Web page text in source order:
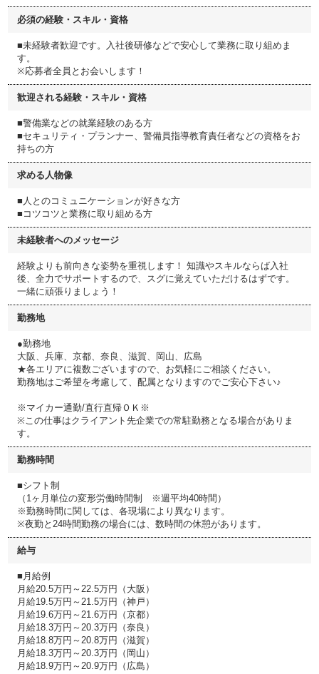
必須の経験・スキル・資格
■未経験者歓迎です。入社後研修などで安心して業務に取り組めま
す。
※応募者全員とお会いします！
歓迎される経験・スキル・資格
■警備業などの就業経験のある方
■セキュリティ・プランナー、警備員指導教育責任者などの資格をお
持ちの方
求める人物像
■人とのコミュニケーションが好きな方
■コツコツと業務に取り組める方
未経験者へのメッセージ
経験よりも前向きな姿勢を重視します！ 知識やスキルならば入社
後、全力でサポートするので、スグに覚えていただけるはずです。
一緒に頑張りましょう！
勤務地
●勤務地
大阪、兵庫、京都、奈良、滋賀、岡山、広島
★各エリアに複数ございますので、お気軽にご相談ください。
勤務地はご希望を考慮して、配属となりますのでご安心下さい♪
※マイカー通勤/直行直帰ＯＫ※
※この仕事はクライアント先企業での常駐勤務となる場合がありま
す。
勤務時間
■シフト制
（1ヶ月単位の変形労働時間制 ※週平均40時間）
※勤務時間に関しては、各現場により異なります。
※夜勤と24時間勤務の場合には、数時間の休憩があります。
給与
■月給例
月給20.5万円～22.5万円（大阪）
月給19.5万円～21.5万円（神戸）
月給19.6万円～21.6万円（京都）
月給18.3万円～20.3万円（奈良）
月給18.8万円～20.8万円（滋賀）
月給18.3万円～20.3万円（岡山）
月給18.9万円～20.9万円（広島）